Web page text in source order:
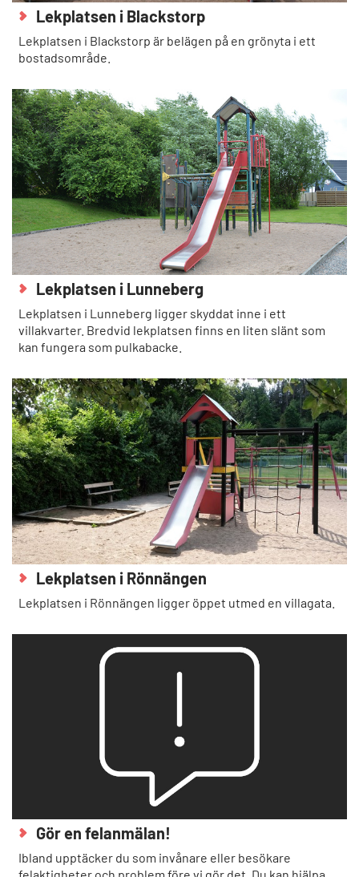
Lekplatsen i Blackstorp
Lekplatsen i Blackstorp är belägen på en grönyta i ett
bostadsområde.
Lekplatsen i Lunneberg
Lekplatsen i Lunneberg ligger skyddat inne i ett
villakvarter. Bredvid lekplatsen finns en liten slänt som
kan fungera som pulkabacke.
Lekplatsen i Rönnängen
Lekplatsen i Rönnängen ligger öppet utmed en villagata.
Gör en felanmälan!
Ibland upptäcker du som invånare eller besökare